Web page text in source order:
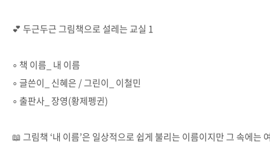
💕 두근두근 그림책으로 설레는 교실 1
∘ 책 이름_ 내 이름
∘ 글쓴이_ 신혜은 / 그린이_ 이철민
∘ 출판사_ 장영(황제펭귄)
📖 그림책 ‘내 이름’은 일상적으로 쉽게 불리는 이름이지만 그 속에는